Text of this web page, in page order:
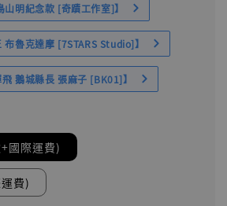
明紀念款 [奇蹟工作室]】
魯克達摩 [7STARS Studio]】
鵝城縣長 張麻子 [BK01]】
國際運費)
費)